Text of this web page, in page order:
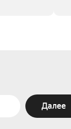
Далее